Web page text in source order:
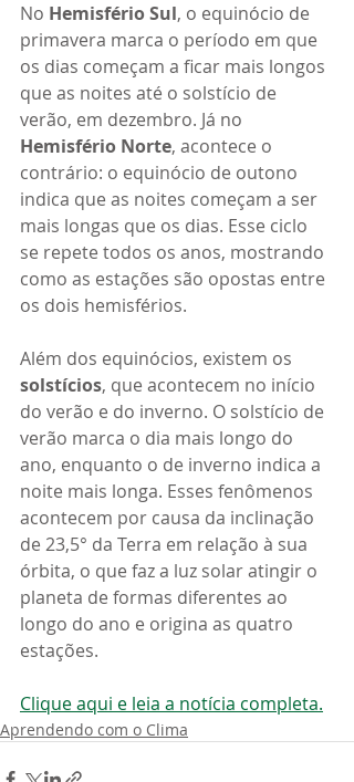
No Hemisfério Sul, o equinócio de
primavera marca o período em que
os dias começam a ficar mais longos
que as noites até o solstício de
verão, em dezembro. Já no
Hemisfério Norte, acontece o
contrário: o equinócio de outono
indica que as noites começam a ser
mais longas que os dias. Esse ciclo
se repete todos os anos, mostrando
como as estações são opostas entre
os dois hemisférios.
Além dos equinócios, existem os
solstícios, que acontecem no início
do verão e do inverno. O solstício de
verão marca o dia mais longo do
ano, enquanto o de inverno indica a
noite mais longa. Esses fenômenos
acontecem por causa da inclinação
de 23,5° da Terra em relação à sua
órbita, o que faz a luz solar atingir o
planeta de formas diferentes ao
longo do ano e origina as quatro
estações.
Clique aqui e leia a notícia completa.
Aprendendo com o Clima